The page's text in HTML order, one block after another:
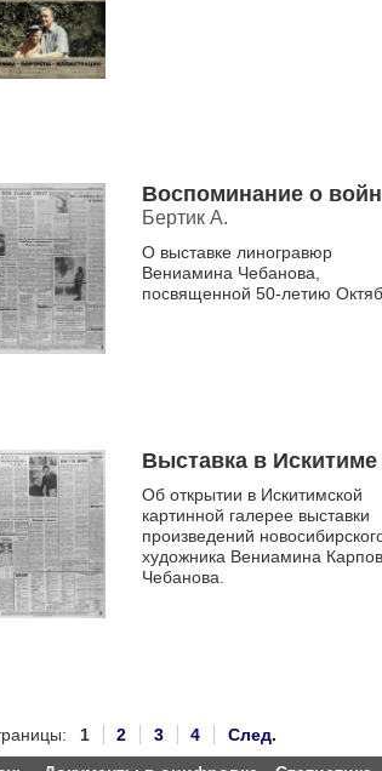
Воспоминание о
Бертик А.
О выставке линогравюр
Вениамина Чебанова,
посвященной 50-летию
Выставка в Искитиме
Об открытии в Искитимской
картинной галерее выставки
произведений
художника Вениамина
Чебанова.
1 2 3 4
След.